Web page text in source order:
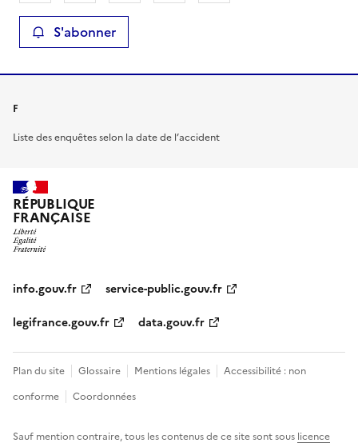
S'abonner
F
Liste des enquêtes selon la date de l’accident
RÉPUBLIQUE
FRANÇAISE
info.gouv.fr
service-public.gouv.fr
legifrance.gouv.fr
data.gouv.fr
Plan du site Glossaire Mentions légales
Accessibilité : non
conforme
Coordonnées
Sauf mention contraire, tous les contenus de ce site sont sous licence